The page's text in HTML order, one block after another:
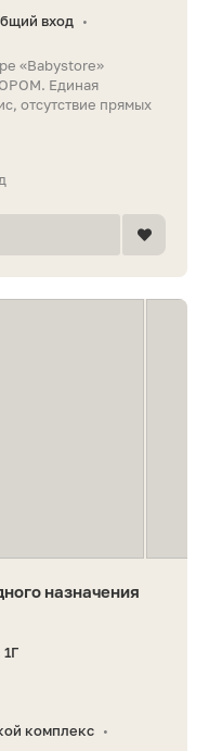
вход •
«Babystore»
Единая
отсутствие прямых
назначения
комплекс •